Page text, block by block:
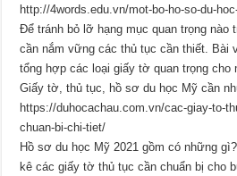
http://4words.edu.vn/mot-bo-ho-so-du-
Để tránh bỏ lỡ hạng mục quan trọng nào
cần nắm vững các thủ tục cần thiết. Bài
tổng hợp các loại giấy tờ quan trọng cho
Giấy tờ, thủ tục, hồ sơ du học Mỹ cần
https://duhocachau.com.vn/cac-giay-to-
chuan-bi-chi-tiet/
Hồ sơ du học Mỹ 2021 gồm có những
kê các giấy tờ thủ tục cần chuẩn bị cho